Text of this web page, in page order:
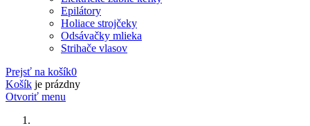
Epilátory
Holiace strojčeky
Odsávačky mlieka
Strihače vlasov
Prejsť na košík0
Košík je prázdny
Otvoriť menu